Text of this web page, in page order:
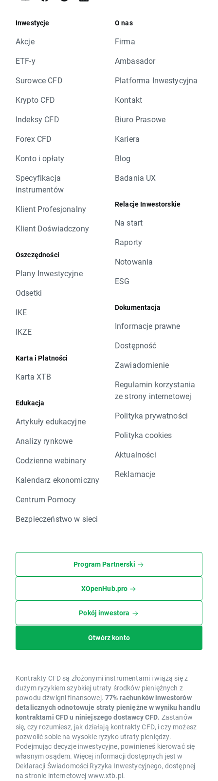
Inwestycje
Akcje
ETF-y
Surowce CFD
Krypto CFD
Indeksy CFD
Forex CFD
Konto i opłaty
Specyfikacja
instrumentów
Klient Profesjonalny
Klient Doświadczony
Oszczędności
Plany Inwestycyjne
Odsetki
IKE
IKZE
Karta i Płatności
Karta XTB
Edukacja
Artykuły edukacyjne
Analizy rynkowe
Codzienne webinary
Kalendarz ekonomiczny
Centrum Pomocy
Bezpieczeństwo w sieci
O nas
Firma
Ambasador
Platforma Inwestycyjna
Kontakt
Biuro Prasowe
Kariera
Blog
Badania UX
Relacje Inwestorskie
Na start
Raporty
Notowania
ESG
Dokumentacja
Informacje prawne
Dostępność
Zawiadomienie
Regulamin korzystania
ze strony internetowej
Polityka prywatności
Polityka cookies
Aktualności
Reklamacje
Program Partnerski
XOpenHub.pro
Pokój inwestora
Otwórz konto
Kontrakty CFD są złożonymi instrumentami i wiążą się z
dużym ryzykiem szybkiej utraty środków pieniężnych z
powodu dźwigni finansowej. 77% rachunków inwestorów
detalicznych odnotowuje straty pieniężne w wyniku handlu
kontraktami CFD u niniejszego dostawcy CFD. Zastanów
się, czy rozumiesz, jak działają kontrakty CFD, i czy możesz
pozwolić sobie na wysokie ryzyko utraty pieniędzy.
Podejmując decyzje inwestycyjne, powinieneś kierować się
własnym osądem. Więcej informacji dostępnych jest w
Deklaracji Świadomości Ryzyka Inwestycyjnego, dostępnej
na stronie internetowej www.xtb.pl.